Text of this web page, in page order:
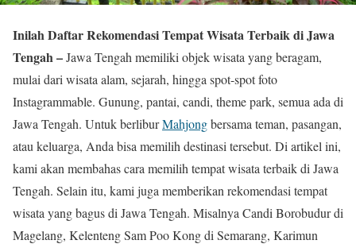
Inilah Daftar Rekomendasi Tempat Wisata Terbaik di Jawa
Tengah –Jawa Tengah memiliki objek wisata yang beragam,
mulai dari wisata alam, sejarah, hingga spot-spot foto
Instagrammable. Gunung, pantai, candi, theme park, semua ada di
Jawa Tengah. Untuk berliburMahjongbersama teman, pasangan,
atau keluarga, Anda bisa memilih destinasi tersebut. Di artikel ini,
kami akan membahas cara memilih tempat wisata terbaik di Jawa
Tengah. Selain itu, kami juga memberikan rekomendasi tempat
wisata yang bagus di Jawa Tengah. Misalnya Candi Borobudur di
Magelang, Kelenteng Sam Poo Kong di Semarang, Karimun